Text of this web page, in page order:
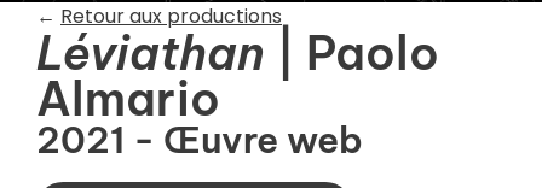
← Retour aux productions
Léviathan | Paolo
Almario
2021 - Œuvre web